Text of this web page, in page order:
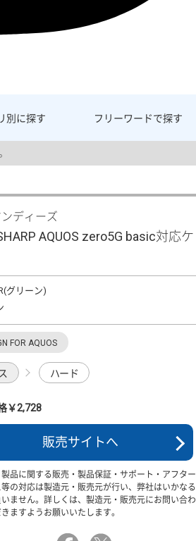
別に探す フリーワードで探す
ディーズ
AQUOS zero5G basic対応ケ
グリーン)
FOR AQUOS
ハード
￥2,728
販売サイトへ
製品に関する販売・製品保証・サポート・アフター
の対応は製造元・販売元が行い、弊社はいかなる
ません。詳しくは、製造元・販売元にお問い合わ
ますようお願いいたします。